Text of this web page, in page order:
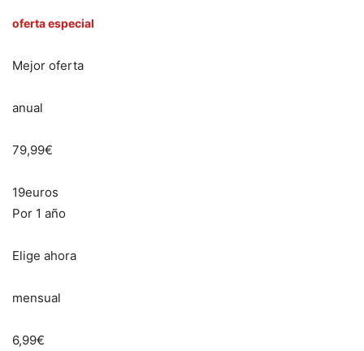
oferta especial
Mejor oferta
anual
79,99€
19euros
Por 1 año
Elige ahora
mensual
6,99€